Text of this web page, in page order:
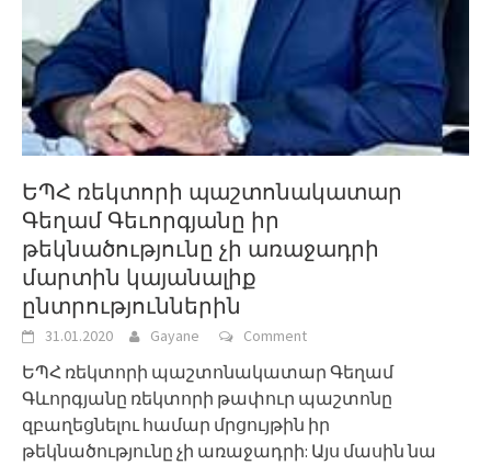
ԵՊՀ ռեկտորի պաշտոնակատար
Գեղամ Գեւորգյանը իր
թեկնածությունը չի առաջադրի
մարտին կայանալիք
ընտրություններին
31.01.2020 Gayane Comment
ԵՊՀ ռեկտորի պաշտոնակատար Գեղամ
Գևորգյանը ռեկտորի թափուր պաշտոնը
զբաղեցնելու համար մրցույթին իր
թեկնածությունը չի առաջադրի: Այս մասին նա